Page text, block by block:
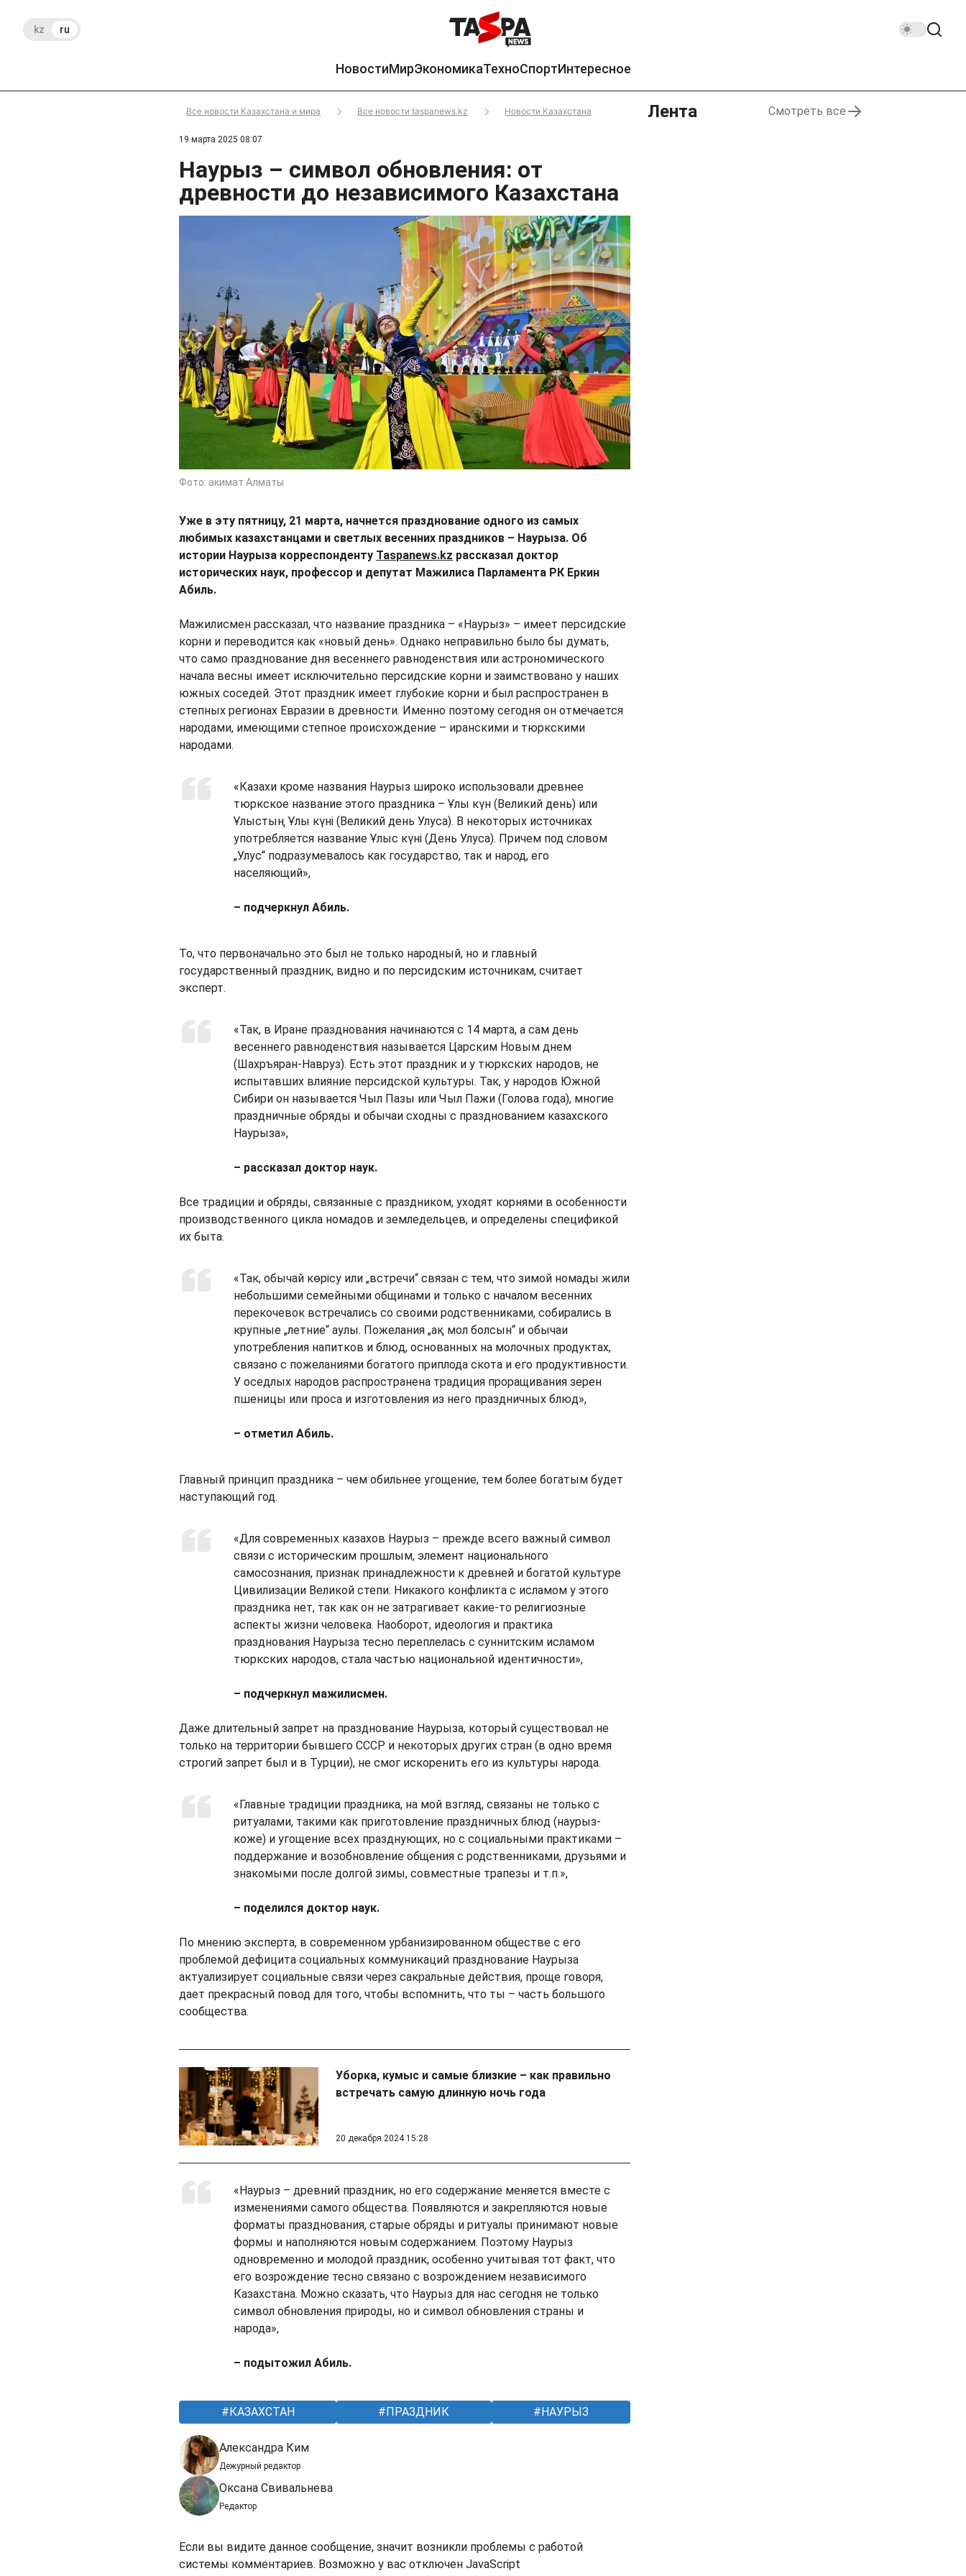
kz ru
НовостиМирЭкономикаТехноСпортИнтересное
Все новости Казахстана и мира Все новости taspanews.kz Новости Казахстана
19 марта 2025 08:07
Наурыз – символ обновления: от
древности до независимого Казахстана
Фото: акимат Алматы
Уже в эту пятницу, 21 марта, начнется празднование одного из самых
любимых казахстанцами и светлых весенних праздников – Наурыза. Об
истории Наурыза корреспонденту Taspanews.kz рассказал доктор
исторических наук, профессор и депутат Мажилиса Парламента РК Еркин
Абиль.
Мажилисмен рассказал, что название праздника – «Наурыз» – имеет персидские
корни и переводится как «новый день». Однако неправильно было бы думать,
что само празднование дня весеннего равноденствия или астрономического
начала весны имеет исключительно персидские корни и заимствовано у наших
южных соседей. Этот праздник имеет глубокие корни и был распространен в
степных регионах Евразии в древности. Именно поэтому сегодня он отмечается
народами, имеющими степное происхождение – иранскими и тюркскими
народами.
«Казахи кроме названия Наурыз широко использовали древнее
тюркское название этого праздника – Ұлы күн (Великий день) или
Ұлыстың Ұлы күні (Великий день Улуса). В некоторых источниках
употребляется название Ұлыс күні (День Улуса). Причем под словом
„Улус“ подразумевалось как государство, так и народ, его
населяющий»,
– подчеркнул Абиль.
То, что первоначально это был не только народный, но и главный
государственный праздник, видно и по персидским источникам, считает
эксперт.
«Так, в Иране празднования начинаются с 14 марта, а сам день
весеннего равноденствия называется Царским Новым днем
(Шахръяран-Навруз). Есть этот праздник и у тюркских народов, не
испытавших влияние персидской культуры. Так, у народов Южной
Сибири он называется Чыл Пазы или Чыл Пажи (Голова года), многие
праздничные обряды и обычаи сходны с празднованием казахского
Наурыза»,
– рассказал доктор наук.
Все традиции и обряды, связанные с праздником, уходят корнями в особенности
производственного цикла номадов и земледельцев, и определены спецификой
их быта.
«Так, обычай көрісу или „встречи“ связан с тем, что зимой номады жили
небольшими семейными общинами и только с началом весенних
перекочевок встречались со своими родственниками, собирались в
крупные „летние“ аулы. Пожелания „ақ мол болсын“ и обычаи
употребления напитков и блюд, основанных на молочных продуктах,
связано с пожеланиями богатого приплода скота и его продуктивности.
У оседлых народов распространена традиция проращивания зерен
пшеницы или проса и изготовления из него праздничных блюд»,
– отметил Абиль.
Главный принцип праздника – чем обильнее угощение, тем более богатым будет
наступающий год.
«Для современных казахов Наурыз – прежде всего важный символ
связи с историческим прошлым, элемент национального
самосознания, признак принадлежности к древней и богатой культуре
Цивилизации Великой степи. Никакого конфликта с исламом у этого
праздника нет, так как он не затрагивает какие-то религиозные
аспекты жизни человека. Наоборот, идеология и практика
празднования Наурыза тесно переплелась с суннитским исламом
тюркских народов, стала частью национальной идентичности»,
– подчеркнул мажилисмен.
Даже длительный запрет на празднование Наурыза, который существовал не
только на территории бывшего СССР и некоторых других стран (в одно время
строгий запрет был и в Турции), не смог искоренить его из культуры народа.
«Главные традиции праздника, на мой взгляд, связаны не только с
ритуалами, такими как приготовление праздничных блюд (наурыз-
коже) и угощение всех празднующих, но с социальными практиками –
поддержание и возобновление общения с родственниками, друзьями и
знакомыми после долгой зимы, совместные трапезы и т.п.»,
– поделился доктор наук.
По мнению эксперта, в современном урбанизированном обществе с его
проблемой дефицита социальных коммуникаций празднование Наурыза
актуализирует социальные связи через сакральные действия, проще говоря,
дает прекрасный повод для того, чтобы вспомнить, что ты – часть большого
сообщества.
Уборка, кумыс и самые близкие – как правильно
встречать самую длинную ночь года
20 декабря 2024 15:28
«Наурыз – древний праздник, но его содержание меняется вместе с
изменениями самого общества. Появляются и закрепляются новые
форматы празднования, старые обряды и ритуалы принимают новые
формы и наполняются новым содержанием. Поэтому Наурыз
одновременно и молодой праздник, особенно учитывая тот факт, что
его возрождение тесно связано с возрождением независимого
Казахстана. Можно сказать, что Наурыз для нас сегодня не только
символ обновления природы, но и символ обновления страны и
народа»,
– подытожил Абиль.
КАЗАХСТАН ПРАЗДНИК НАУРЫЗ
Александра Ким
Дежурный редактор
Оксана Свивальнева
Редактор
Если вы видите данное сообщение, значит возникли проблемы с работой
системы комментариев. Возможно у вас отключен JavaScript
Лента Смотреть все